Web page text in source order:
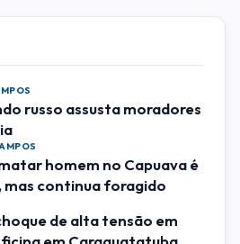
russo assusta moradores
homem no Capuava é
continua foragido
de alta tensão em